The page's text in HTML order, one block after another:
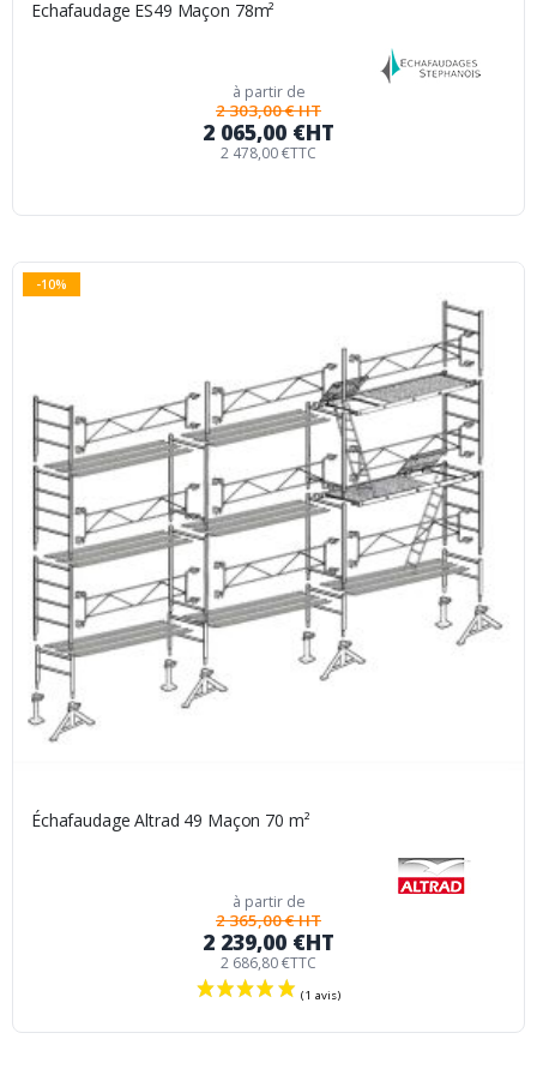
Echafaudage ES49 Maçon 78m²
à partir de
2 303,00 € HT
2 065,00 €HT
2 478,00 €TTC
-10%
Échafaudage Altrad 49 Maçon 70 m²
à partir de
2 365,00 € HT
2 239,00 €HT
2 686,80 €TTC